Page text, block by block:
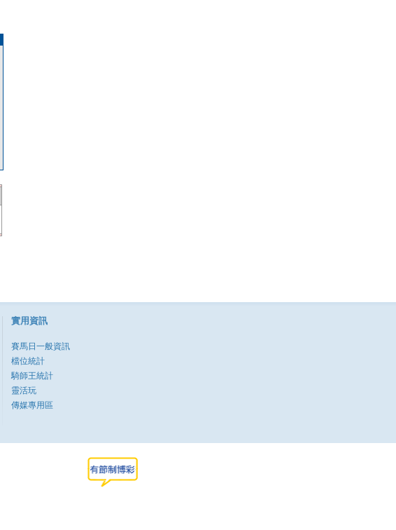
實用資訊
賽馬日一般資訊
檔位統計
騎師王統計
靈活玩
傳媒專用區